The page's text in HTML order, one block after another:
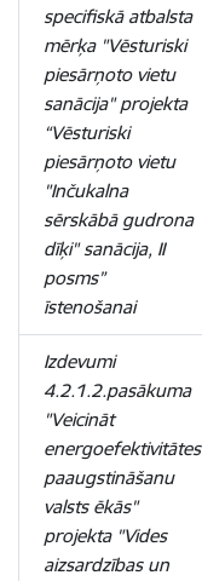
specifiskā atbalsta
mērķa "Vēsturiski
piesārņoto vietu
sanācija" projekta
“Vēsturiski
piesārņoto vietu
"Inčukalna
sērskābā gudrona
dīķi" sanācija, II
posms”
īstenošanai
Izdevumi
4.2.1.2.pasākuma
"Veicināt
energoefektivitātes
paaugstināšanu
valsts ēkās"
projekta "Vides
aizsardzības un